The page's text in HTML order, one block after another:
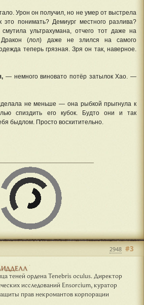
Урон он получил, но не умер от выстрела
это понимать? Демиург местного разлива?
смутила ультрахумана, отчего тот даже на
Дракон (лол) даже не злился на самого
теперь грязная. Зря он так, наверное.
— немного виновато потёр затылок Хао. —
не меньше — она рыбкой прыгнула к
спиздить его кубок. Будто они и так
быдлом. Просто восхитительно.
теней ордена Tenebris oculus. Директор
исследований Ensorcium, куратор
прав некромантов корпорации
#3
2948